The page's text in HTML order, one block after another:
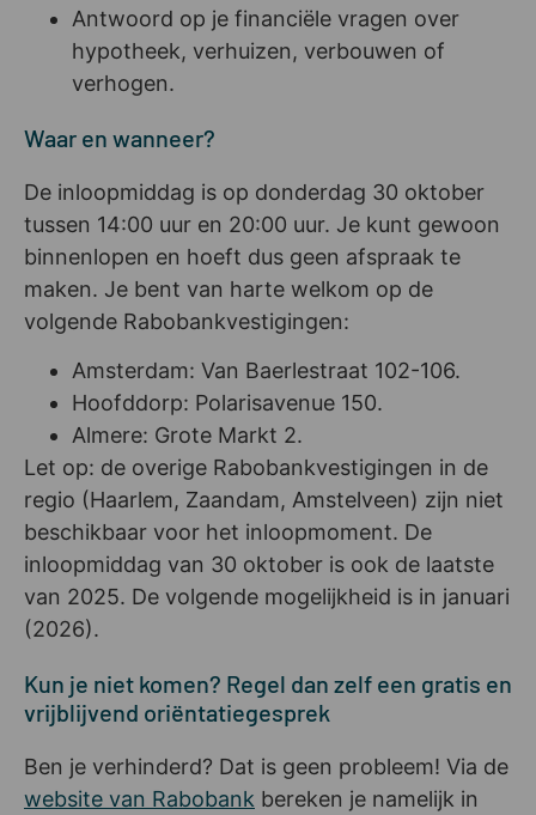
Antwoord op je financiële vragen over
hypotheek, verhuizen, verbouwen of
verhogen.
Waar en wanneer?
De inloopmiddag is op donderdag 30 oktober
tussen 14:00 uur en 20:00 uur. Je kunt gewoon
binnenlopen en hoeft dus geen afspraak te
maken. Je bent van harte welkom op de
volgende Rabobankvestigingen:
Amsterdam: Van Baerlestraat 102-106.
Hoofddorp: Polarisavenue 150.
Almere: Grote Markt 2.
Let op: de overige Rabobankvestigingen in de
regio (Haarlem, Zaandam, Amstelveen) zijn niet
beschikbaar voor het inloopmoment. De
inloopmiddag van 30 oktober is ook de laatste
van 2025. De volgende mogelijkheid is in januari
(2026).
Kun je niet komen? Regel dan zelf een gratis en
vrijblijvend oriëntatiegesprek
Ben je verhinderd? Dat is geen probleem! Via de
website van Rabobank bereken je namelijk in